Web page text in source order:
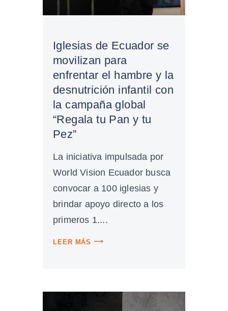
Iglesias de Ecuador se
movilizan para
enfrentar el hambre y la
desnutrición infantil con
la campaña global
“Regala tu Pan y tu
Pez”
La iniciativa impulsada por
World Vision Ecuador busca
convocar a 100 iglesias y
brindar apoyo directo a los
primeros 1....
LEER MÁS